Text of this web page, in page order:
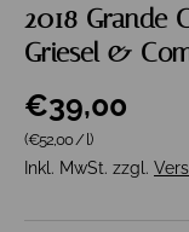
2018 Grande
Griesel &
€39,00
Grundpreis
(€52,00/l)
Inkl. MwSt. zzgl.